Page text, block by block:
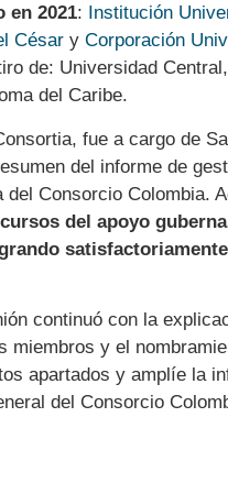
en 2021: Institución
César y Corporación
de: Universidad
del Caribe.
fue a cargo de
del informe de
Consorcio Colombia.
del apoyo
continuó con la
miembros y el
apartados y amplíe la
del Consorcio